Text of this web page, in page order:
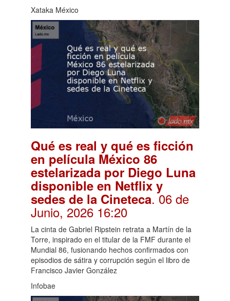
Xataka México
Qué es real y qué es ficción
en película México 86
estelarizada por Diego Luna
disponible en Netflix y
sedes de la Cineteca. 06 de
Junio, 2026 16:20
La cinta de Gabriel Ripstein retrata a Martín de la
Torre, inspirado en el titular de la FMF durante el
Mundial 86, fusionando hechos confirmados con
episodios de sátira y corrupción según el libro de
Francisco Javier González
Infobae